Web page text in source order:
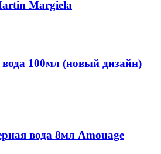
Margiela
100мл (новый дизайн)
вода 8мл Amouage